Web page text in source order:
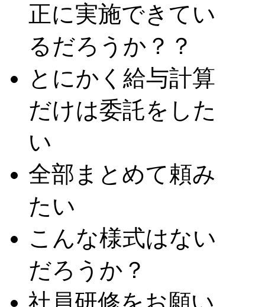
正に実施できてい
るだろうか？？
とにかく給与計算
だけは委託をした
い
全部まとめて頼み
たい
こんな様式はない
だろうか？
社員研修をお願い